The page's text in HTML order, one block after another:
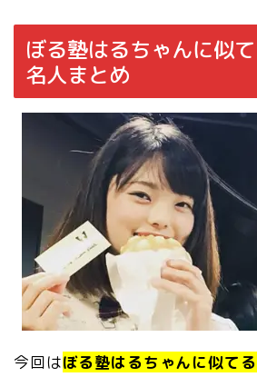
ぼる塾はるちゃんに似
名人まとめ
今回はぼる塾はるちゃんに似て